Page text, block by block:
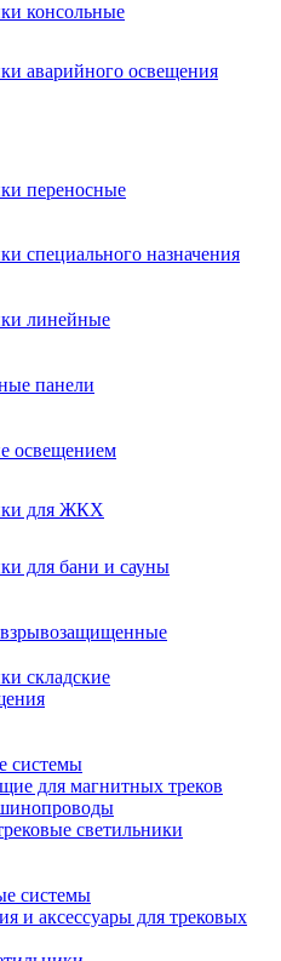
консольные
аварийного освещения
переносные
специального назначения
линейные
панели
освещением
для ЖКХ
для бани и сауны
складские
системы
для магнитных треков
светильники
системы
и аксессуары для трековых